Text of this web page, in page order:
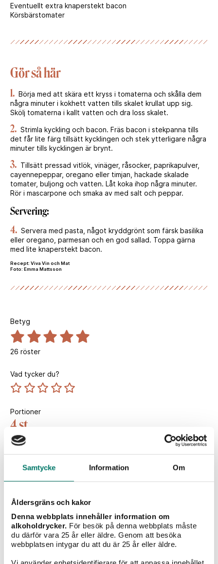
Samtycke Information Om
Åldersgräns och kakor
Denna webbplats innehåller information om
alkoholdrycker. För besök på denna webbplats måste
du därför vara 25 år eller äldre. Genom att besöka
webbplatsen intygar du att du är 25 år eller äldre.
Eventuellt extra knaperstekt bacon
Körsbärstomater
Gör så här
1. Börja med att skära ett kryss i tomaterna och skålla dem
några minuter i kokhett vatten tills skalet krullat upp sig.
Skölj tomaterna i kallt vatten och dra loss skalet.
2. Strimla kyckling och bacon. Fräs bacon i stekpanna tills
det får lite färg tillsätt kycklingen och stek ytterligare några
minuter tills kycklingen är brynt.
3. Tillsätt pressad vitlök, vinäger, råsocker, paprikapulver,
cayennepeppar, oregano eller timjan, hackade skalade
tomater, buljong och vatten. Låt koka ihop några minuter.
Rör i mascarpone och smaka av med salt och peppar.
Servering:
4. Servera med pasta, något kryddgrönt som färsk basilika
eller oregano, parmesan och en god sallad. Toppa gärna
med lite knaperstekt bacon.
Recept: Viva Vin och Mat
Foto: Emma Mattsson
Betyg
26 röster
Vad tycker du?
Portioner
4 st
30 min
Vintips till maten